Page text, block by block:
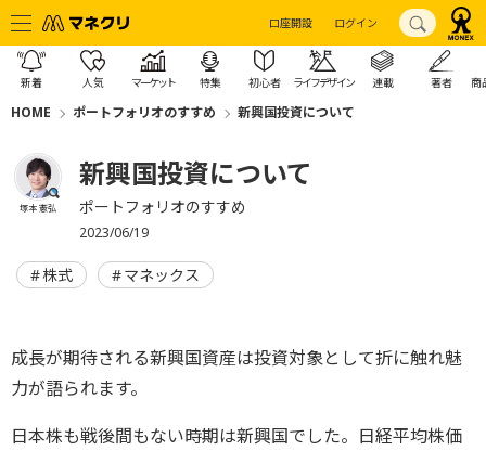
口座開設 ログイン
新着 人気 マーケット 特集 初心者 ライフデザイン 連載 著者 商
HOME ポートフォリオのすすめ 新興国投資について
塚本 憲弘
新興国投資について
ポートフォリオのすすめ
2023/06/19
株式 マネックス
成長が期待される新興国資産は投資対象として折に触れ魅
力が語られます。
日本株も戦後間もない時期は新興国でした。日経平均株価